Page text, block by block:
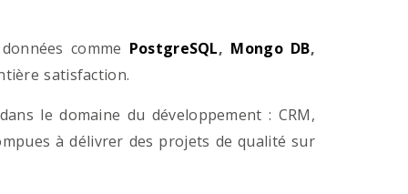
comme PostgreSQL, Mongo DB,
satisfaction.
le domaine du développement : CRM,
à délivrer des projets de qualité sur